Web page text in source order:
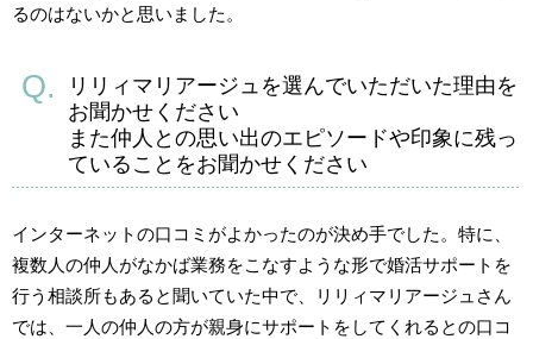
るのはないかと思いました。
リリィマリアージュを選んでいただいた理由を
お聞かせください
また仲人との思い出のエピソードや印象に残っ
ていることをお聞かせください
インターネットの口コミがよかったのが決め手でした。特に、
複数人の仲人がなかば業務をこなすような形で婚活サポートを
行う相談所もあると聞いていた中で、リリィマリアージュさん
では、一人の仲人の方が親身にサポートをしてくれるとの口コ